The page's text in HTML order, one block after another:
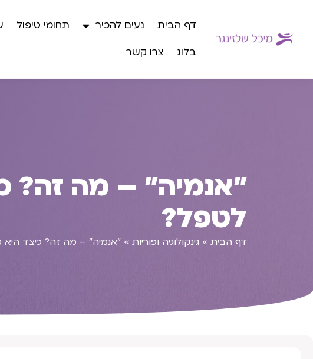
דף הבית נעים להכיר תחומי טיפול
בלוג
צרו קשר
"אנמיה" – מה זה?
לטפל?
דף הבית » גינקולוגיה ופוריות » "אנמיה" – מה זה? כיצד